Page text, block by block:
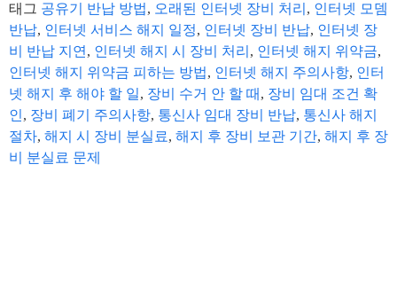
태그 공유기 반납 방법, 오래된 인터넷 장비 처리 , 인터넷 모뎀
반납, 인터넷 서비스 해지 일정, 인터넷 장비 반납, 인터넷 장
비 반납 지연 , 인터넷 해지 시 장비 처리 , 인터넷 해지 위약금,
인터넷 해지 위약금 피하는 방법, 인터넷 해지 주의사항, 인터
넷 해지 후 해야 할 일, 장비 수거 안 할 때 , 장비 임대 조건 확
인, 장비 폐기 주의사항, 통신사 임대 장비 반납, 통신사 해지
절차, 해지 시 장비 분실료, 해지 후 장비 보관 기간, 해지 후 장
비 분실료 문제